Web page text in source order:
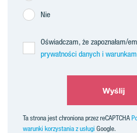
Nie
Oświadczam, że zapoznałam/
prywatności danych i
Wyślij
Ta strona jest chroniona przez reCAPTCHA
warunki korzystania z usługi Google.